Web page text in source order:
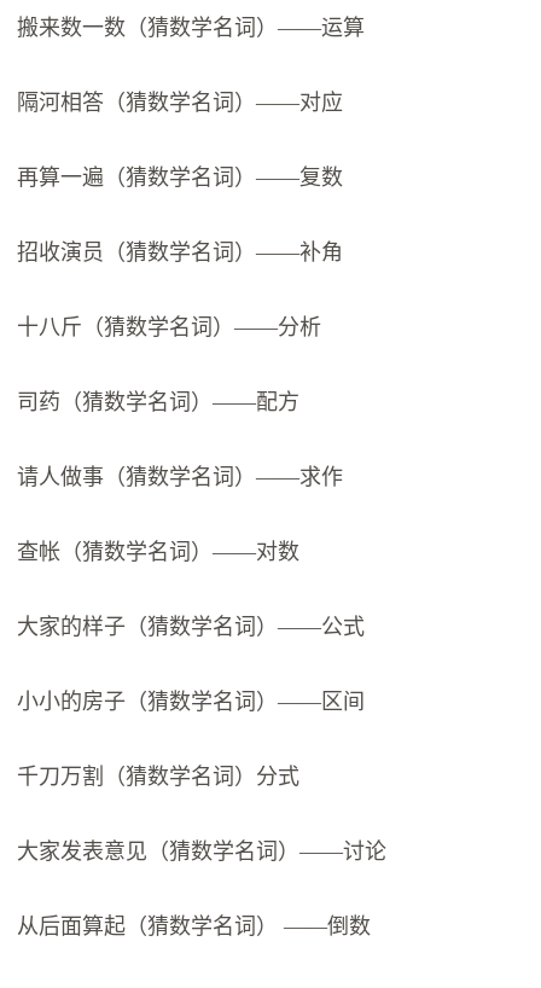
搬来数一数（猜数学名词）——运算
隔河相答（猜数学名词）——对应
再算一遍（猜数学名词）——复数
招收演员（猜数学名词）——补角
十八斤（猜数学名词）——分析
司药（猜数学名词）——配方
请人做事（猜数学名词）——求作
查帐（猜数学名词）——对数
大家的样子（猜数学名词）——公式
小小的房子（猜数学名词）——区间
千刀万割（猜数学名词）分式
大家发表意见（猜数学名词）——讨论
从后面算起（猜数学名词） ——倒数